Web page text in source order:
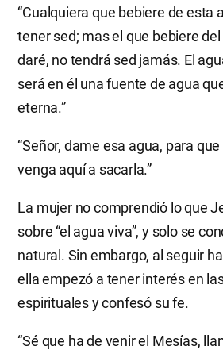
“Cualquiera que bebiere de esta
tener sed; mas el que bebiere
daré, no tendrá sed jamás. El
será en él una fuente de agua
eterna.”
“Señor, dame esa agua, para
venga aquí a sacarla.”
La mujer no comprendió lo que
sobre “el agua viva”, y solo se
natural. Sin embargo, al seguir
ella empezó a tener interés en
espirituales y confesó su fe.
“Sé que ha de venir el Mesías,